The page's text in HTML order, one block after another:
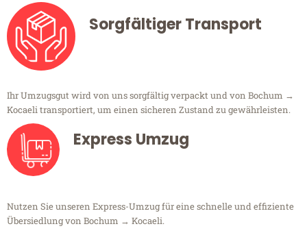
Sorgfältiger Transport
Ihr Umzugsgut wird von uns sorgfältig verpackt und von Bochum →
Kocaeli transportiert, um einen sicheren Zustand zu gewährleisten.
Express Umzug
Nutzen Sie unseren Express-Umzug für eine schnelle und effiziente
Übersiedlung von Bochum → Kocaeli.